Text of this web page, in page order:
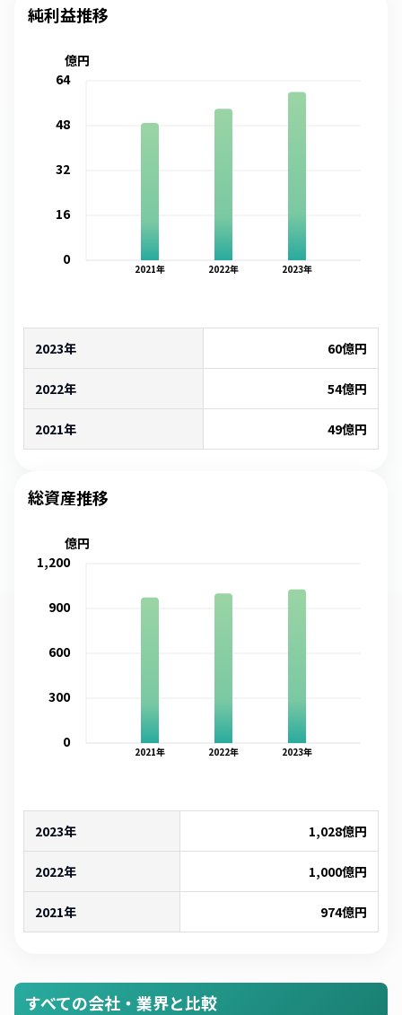
純利益推移
2021年 2022年 2023年
0
16
32
48
64
億円
2023年 60億円
2022年 54億円
2021年 49億円
総資産推移
2021年 2022年 2023年
0
300
600
900
1,200
億円
2023年 1,028億円
2022年 1,000億円
2021年 974億円
すべての会社・業界と比較